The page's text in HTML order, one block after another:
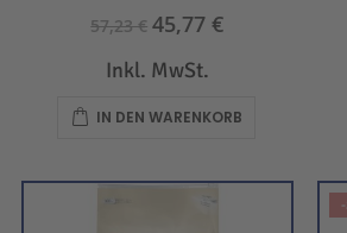
57,23 € 45,77 €
Inkl. MwSt.
IN DEN WARENKORB